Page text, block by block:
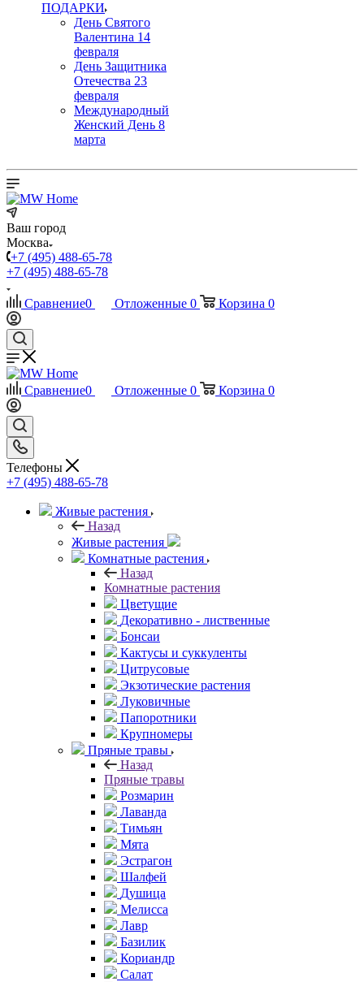
ПОДАРКИ
День Святого
Валентина 14
февраля
День Защитника
Отечества 23
февраля
Международный
Женский День 8
марта
Ваш город
Москва
+7 (495) 488-65-78
+7 (495) 488-65-78
Сравнение0 Отложенные 0 Корзина 0
Сравнение0 Отложенные 0 Корзина 0
Телефоны
+7 (495) 488-65-78
Живые растения
Назад
Живые растения
Комнатные растения
Назад
Комнатные растения
Цветущие
Декоративно - лиственные
Бонсаи
Кактусы и суккуленты
Цитрусовые
Экзотические растения
Луковичные
Папоротники
Крупномеры
Пряные травы
Назад
Пряные травы
Розмарин
Лаванда
Тимьян
Мята
Эстрагон
Шалфей
Душица
Мелисса
Лавр
Базилик
Кориандр
Салат